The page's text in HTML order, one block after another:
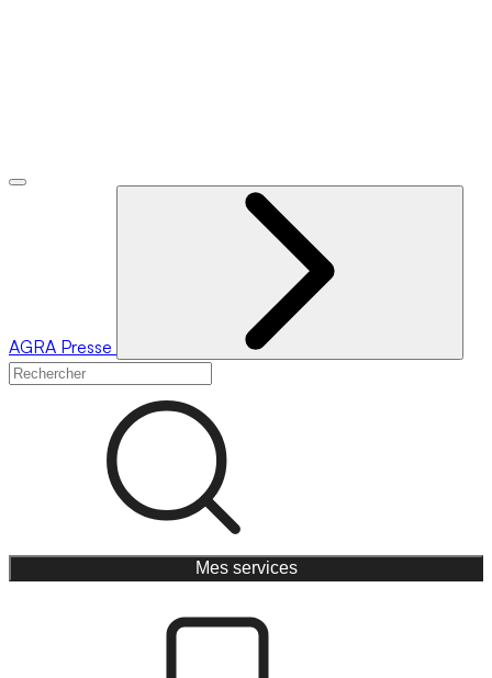
AGRA Presse
Mes services